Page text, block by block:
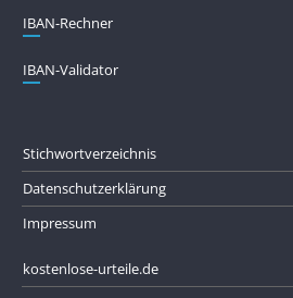
IBAN-Rechner
IBAN-Validator
Stichwortverzeichnis
Datenschutzerklärung
Impressum
kostenlose-urteile.de